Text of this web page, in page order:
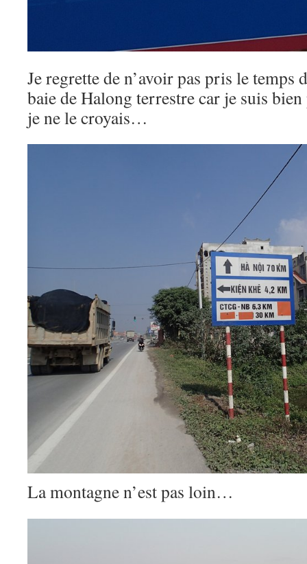
Je regrette de n’avoir pas pris le temps
baie de Halong terrestre car je suis
je ne le croyais…
La montagne n’est pas loin…